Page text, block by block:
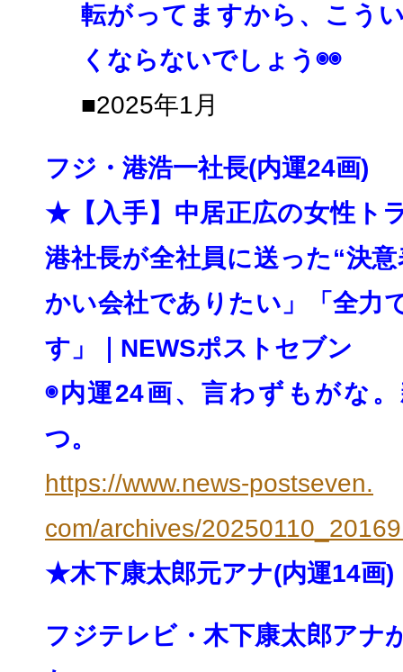
転がってますから、
こう
くならないでしょう◉◉
■2025年1月
フジ・港浩一社長(内運24画)
★【入手】中居正広の女性ト
港社長が全社員に送った“決
かい会社でありたい」「全力
す」｜ NEWSポストセブン
◉内運24画、言わずもがな
つ。
https://www.news-postseven.
com/archives/
★木下康太郎元アナ(内運14画)
フジテレビ・木下康太郎アナ